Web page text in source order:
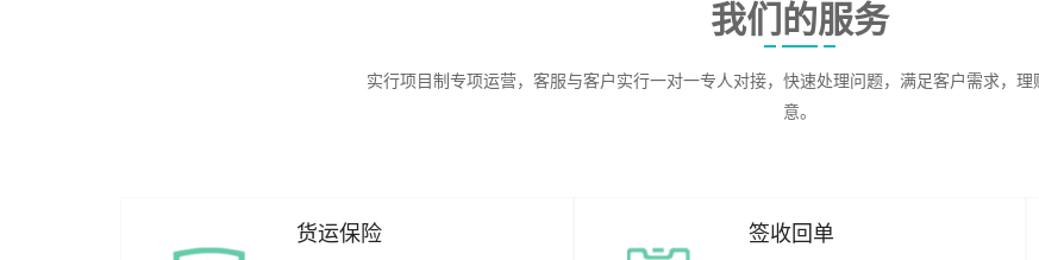
我们的服务
实行项目制专项运营，客服与客户实行一对一专人对接，快速处理问题，满足客户需求，
意。
货运保险 签收回单